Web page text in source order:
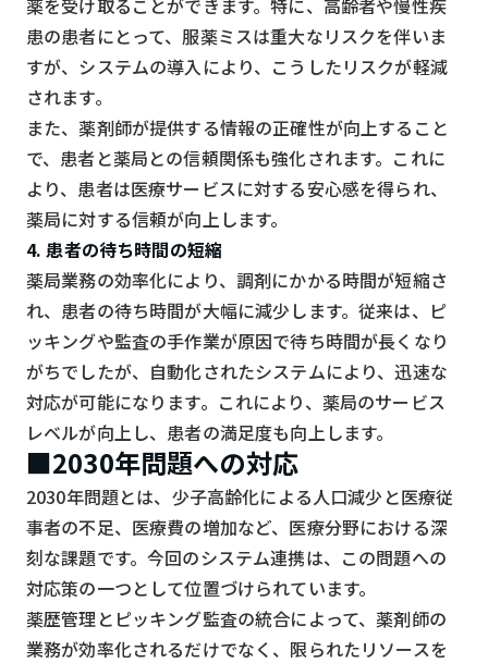
薬を受け取ることができます。特に、高齢者や慢性疾
患の患者にとって、服薬ミスは重大なリスクを伴いま
すが、システムの導入により、こうしたリスクが軽減
されます。
また、薬剤師が提供する情報の正確性が向上すること
で、患者と薬局との信頼関係も強化されます。これに
より、患者は医療サービスに対する安心感を得られ、
薬局に対する信頼が向上します。
4. 患者の待ち時間の短縮
薬局業務の効率化により、調剤にかかる時間が短縮さ
れ、患者の待ち時間が大幅に減少します。従来は、ピ
ッキングや監査の手作業が原因で待ち時間が長くなり
がちでしたが、自動化されたシステムにより、迅速な
対応が可能になります。これにより、薬局のサービス
レベルが向上し、患者の満足度も向上します。
■2030年問題への対応
2030年問題とは、少子高齢化による人口減少と医療従
事者の不足、医療費の増加など、医療分野における深
刻な課題です。今回のシステム連携は、この問題への
対応策の一つとして位置づけられています。
薬歴管理とピッキング監査の統合によって、薬剤師の
業務が効率化されるだけでなく、限られたリソースを